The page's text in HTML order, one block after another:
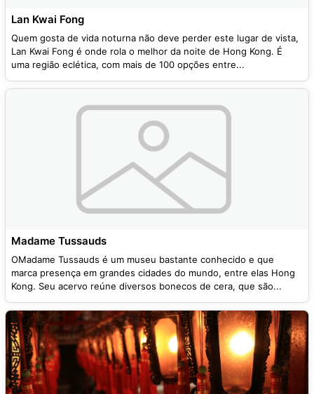
Lan Kwai Fong
Quem gosta de vida noturna não deve perder este lugar de vista,
Lan Kwai Fong é onde rola o melhor da noite de Hong Kong. É
uma região eclética, com mais de 100 opções entre...
Madame Tussauds
OMadame Tussauds é um museu bastante conhecido e que
marca presença em grandes cidades do mundo, entre elas Hong
Kong. Seu acervo reúne diversos bonecos de cera, que são...